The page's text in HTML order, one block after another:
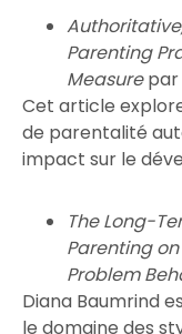
Parenting
Measurepar
Cet article
de parentalité
impact sur le
The Long-
Parenting
Problem
Diana Baumrind
le domaine des